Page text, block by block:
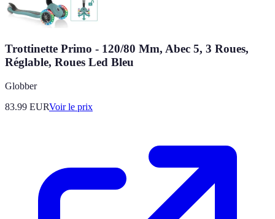
Trottinette Primo - 120/80 Mm, Abec 5, 3 Roues,
Réglable, Roues Led Bleu
Globber
83.99 EURVoir le prix